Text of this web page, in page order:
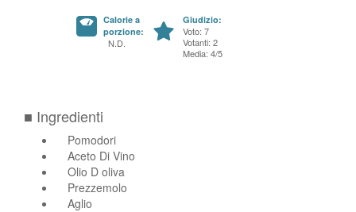
Calorie a
porzione:
N.D.
Giudizio:
Voto: 7
Votanti: 2
Media: 4/5
■ Ingredienti
Pomodori
Aceto Di Vino
Olio D oliva
Prezzemolo
Aglio